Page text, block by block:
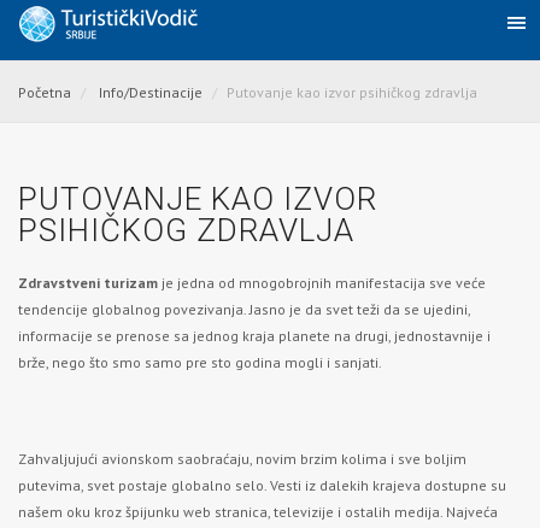
Početna Info/Destinacije Putovanje kao izvor psihičkog zdravlja
PUTOVANJE KAO IZVOR
PSIHIČKOG ZDRAVLJA
Zdravstveni turizam je jedna od mnogobrojnih manifestacija sve veće
tendencije globalnog povezivanja. Jasno je da svet teži da se ujedini,
informacije se prenose sa jednog kraja planete na drugi, jednostavnije i
brže, nego što smo samo pre sto godina mogli i sanjati.
Zahvaljujući avionskom saobraćaju, novim brzim kolima i sve boljim
putevima, svet postaje globalno selo. Vesti iz dalekih krajeva dostupne su
našem oku kroz špijunku web stranica, televizije i ostalih medija. Najveća